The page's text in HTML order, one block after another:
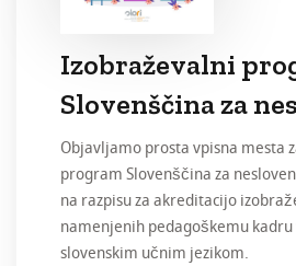
Izobraževalni
Slovenščina za
Objavljamo prosta vpisna mesta
program Slovenščina za
na razpisu za akreditacijo
namenjenih pedagoškemu
slovenskim učnim jezikom.